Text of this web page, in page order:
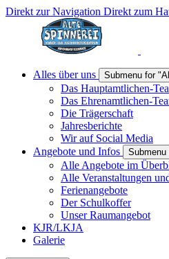
Direkt zur Navigation Direkt zum
Alles über uns Submenu for
Das Hauptamtlichen-
Das Ehrenamtlichen-
Die Trägerschaft
Jahresberichte
Wir auf Social Media
Angebote und Infos
Alle Angebote im
Alle Veranstaltungen
Ferienangebote
Der Schulkoffer
Unser Raumangebot
KJR/LKJA
Galerie